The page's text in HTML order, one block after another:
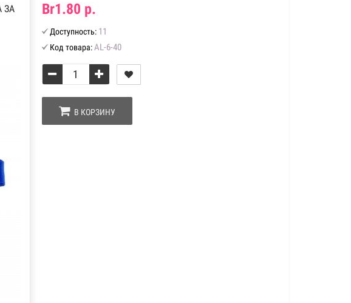
ЗА Br1.80 р.
Доступность:11
Код товара: AL-6-40
В КОРЗИНУ